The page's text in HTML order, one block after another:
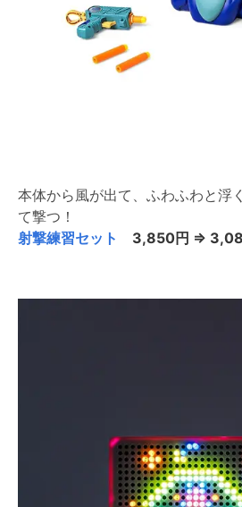
本体から風が出て、ふわふわと浮
て撃つ！
射撃練習セット
3,850円 ⇒